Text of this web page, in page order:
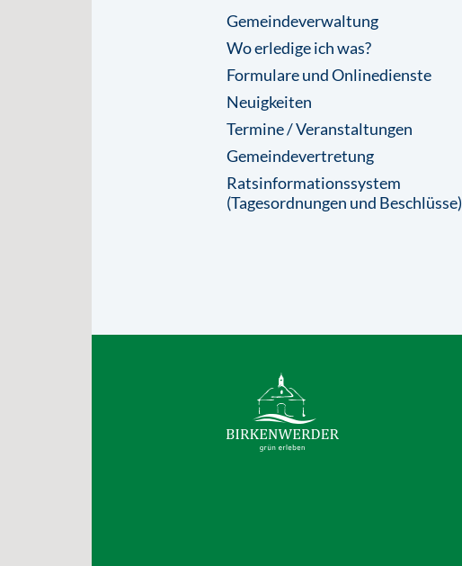
Gemeindeverwaltung
Wo erledige ich was?
Formulare und Onlinedienste
Neuigkeiten
Termine / Veranstaltungen
Gemeindevertretung
Ratsinformationssystem
(Tagesordnungen und Beschlüsse)